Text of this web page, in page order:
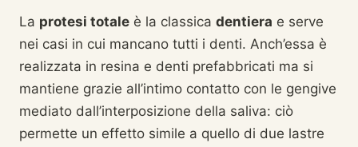
La protesi totale è la classica dentiera e serve
nei casi in cui mancano tutti i denti. Anch’essa è
realizzata in resina e denti prefabbricati ma si
mantiene grazie all’intimo contatto con le gengive
mediato dall’interposizione della saliva: ciò
permette un effetto simile a quello di due lastre